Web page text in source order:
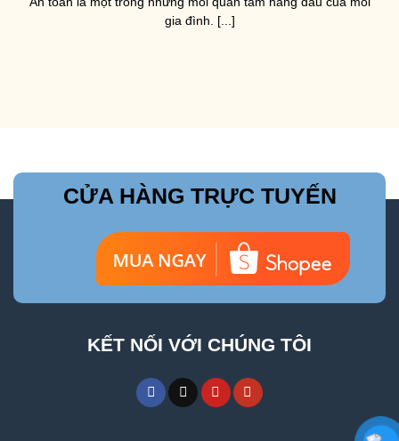
gia đình. [...]
CỬA HÀNG TRỰC TUYẾN
KẾT NỐI VỚI CHÚNG TÔI